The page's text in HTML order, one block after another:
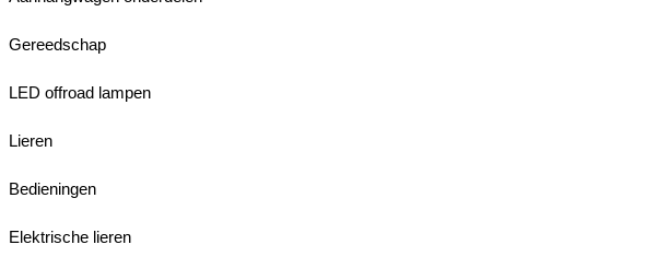
Gereedschap
LED offroad lampen
Lieren
Bedieningen
Elektrische lieren